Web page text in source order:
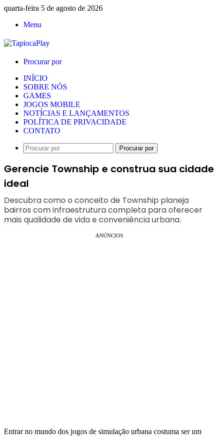
quarta-feira 5 de agosto de 2026
Menu
Procurar por
INÍCIO
SOBRE NÓS
GAMES
JOGOS MOBILE
NOTÍCIAS E LANÇAMENTOS
POLÍTICA DE PRIVACIDADE
CONTATO
Procurar por
Gerencie Township e construa sua cidade
ideal
Descubra como o conceito de Township planeja
bairros com infraestrutura completa para oferecer
mais qualidade de vida e conveniência urbana.
ANÚNCIOS
Entrar no mundo dos jogos de simulação urbana costuma ser um